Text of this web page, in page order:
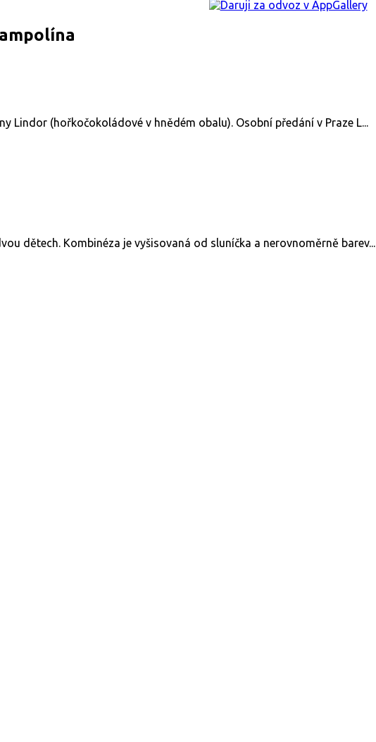
Lindor (hořkočokoládové v hnědém obalu). Osobní předání v Praze L...
dětech. Kombinéza je vyšisovaná od sluníčka a nerovnoměrně barev...